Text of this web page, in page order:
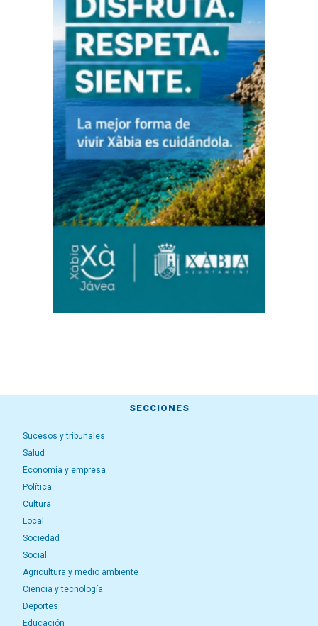
SECCIONES
Sucesos y tribunales
Salud
Economía y empresa
Política
Cultura
Local
Sociedad
Social
Agricultura y medio ambiente
Ciencia y tecnología
Deportes
Educación